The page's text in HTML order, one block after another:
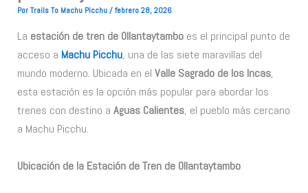
PorTrails To Machu Picchu/febrero 28, 2026
La estación de tren de Ollantaytambo es el principal punto de
acceso a Machu Picchu, una de las siete maravillas del
mundo moderno. Ubicada en elValle Sagrado de los Incas,
esta estación es la opción más popular para abordar los
trenes con destino aAguas Calientes, el pueblo más cercano
a Machu Picchu.
Ubicación de la Estación de Tren de Ollantaytambo